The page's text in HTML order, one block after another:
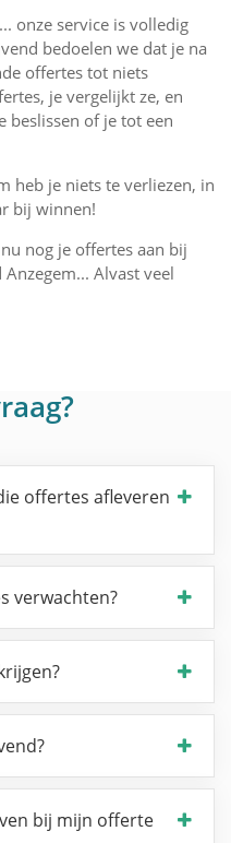
onze service is volledig
bedoelen we dat je na
offertes tot niets
je vergelijkt ze, en
beslissen of je tot een
heb je niets te verliezen, in
bij winnen!
nog je offertes aan bij
Alvast veel
offertes afleveren
verwachten?
bij mijn offerte